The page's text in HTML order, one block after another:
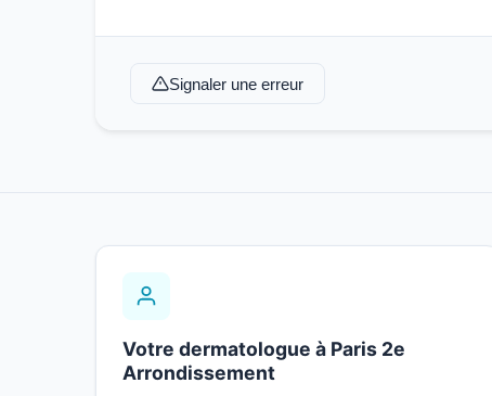
Signaler une erreur
Votre dermatologue à Paris 2e
Arrondissement